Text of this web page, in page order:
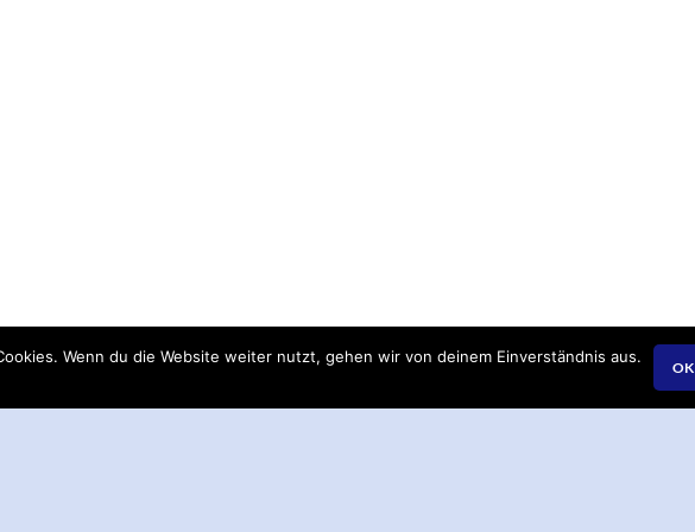
Wenn du die Website weiter nutzt, gehen wir von deinem Einverständnis aus.
OK